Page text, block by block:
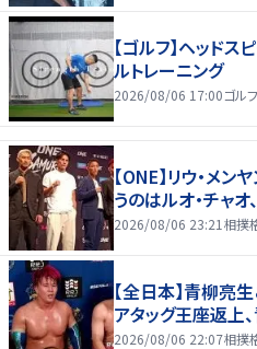
【ゴルフ】ヘッド
ルトレーニング
2026/08/06 17:00ゴルフ
【ONE】リウ・メ
うのはルオ・チャ
2026/08/06 23:21 相撲
【全日本】青柳亮
アタッグ王座返上
2026/08/06 22:07相撲